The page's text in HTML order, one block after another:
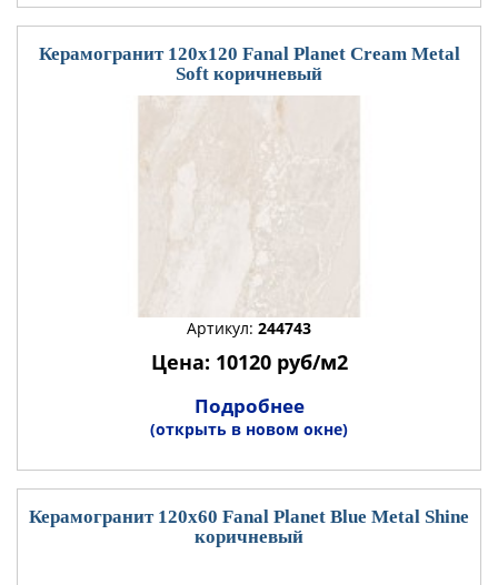
Керамогранит 120x120 Fanal Planet Cream Metal
Soft коричневый
Артикул: 244743
Цена: 10120 руб/м2
Подробнее
(открыть в новом окне)
Керамогранит 120x60 Fanal Planet Blue Metal Shine
коричневый